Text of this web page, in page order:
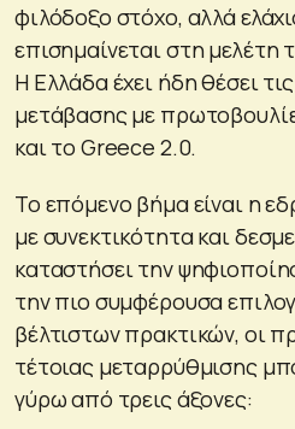
φιλόδοξο στόχο, αλλά
επισημαίνεται στη μελέτη
Η Ελλάδα έχει ήδη θέσει
μετάβασης με
και το Greece 2.0.
Το επόμενο βήμα είναι η
με συνεκτικότητα και
καταστήσει την
την πιο συμφέρουσα
βέλτιστων πρακτικών, οι
τέτοιας μεταρρύθμισης
γύρω από τρεις άξονες: